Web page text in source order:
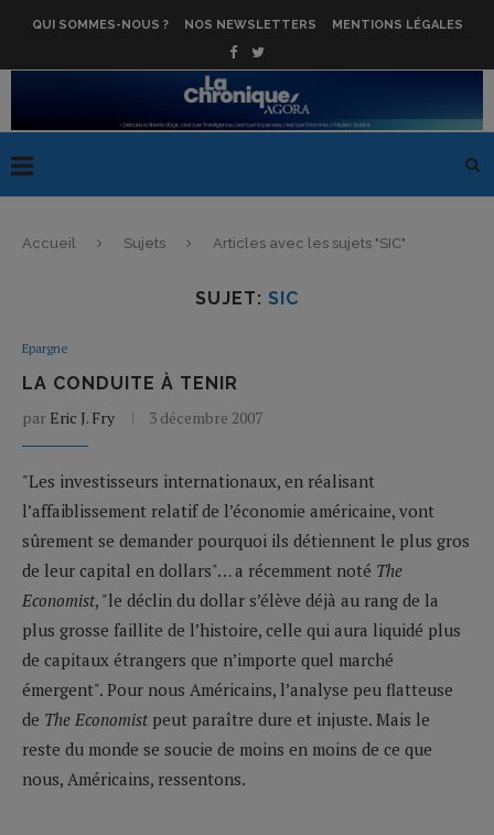
QUI SOMMES-NOUS ? NOS NEWSLETTERS MENTIONS LÉGALES
Accueil Sujets Articles avec les sujets "SIC"
SUJET: SIC
Epargne
LA CONDUITE À TENIR
par Eric J. Fry 3 décembre 2007
"Les investisseurs internationaux, en réalisant
l’affaiblissement relatif de l’économie américaine, vont
sûrement se demander pourquoi ils détiennent le plus gros
de leur capital en dollars"… a récemment noté The
Economist, "le déclin du dollar s’élève déjà au rang de la
plus grosse faillite de l’histoire, celle qui aura liquidé plus
de capitaux étrangers que n’importe quel marché
émergent". Pour nous Américains, l’analyse peu flatteuse
de The Economist peut paraître dure et injuste. Mais le
reste du monde se soucie de moins en moins de ce que
nous, Américains, ressentons.